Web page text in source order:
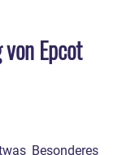
Epcot
Besonderes